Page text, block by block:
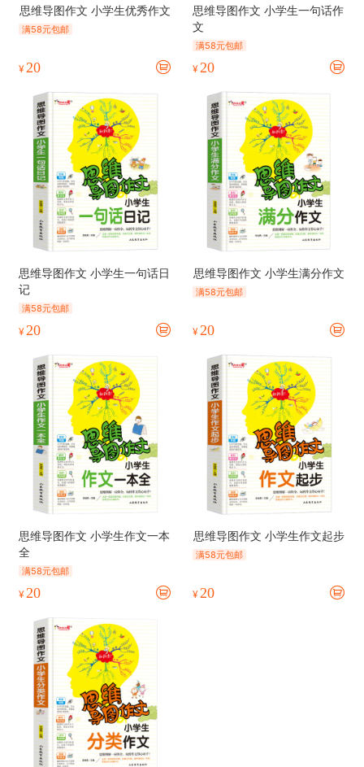
思维导图作文 小学生优秀作文
满58元包邮
¥ 20
思维导图作文 小学生一句话作
文
满58元包邮
¥ 20
思维导图作文 小学生一句话日
记
满58元包邮
¥ 20
思维导图作文 小学生满分作文
满58元包邮
¥ 20
思维导图作文 小学生作文一本
全
满58元包邮
¥ 20
思维导图作文 小学生作文起步
满58元包邮
¥ 20